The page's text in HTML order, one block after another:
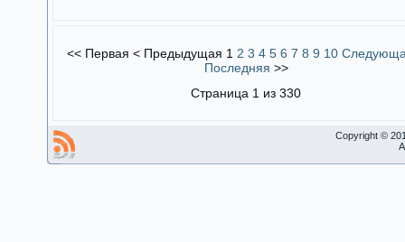
<< Первая < Предыдущая 1 2 3 4 5 6 7 8 9 10
Последняя >>
Страница 1 из 330
Copyright ©